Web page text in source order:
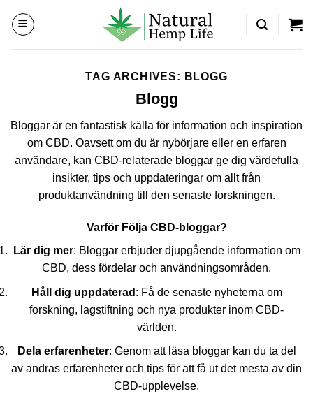
TAG ARCHIVES: BLOGG
Blogg
Bloggar är en fantastisk källa för information och inspiration
om CBD. Oavsett om du är nybörjare eller en erfaren
användare, kan CBD-relaterade bloggar ge dig värdefulla
insikter, tips och uppdateringar om allt från
produktanvändning till den senaste forskningen.
Varför Följa CBD-bloggar?
Lär dig mer: Bloggar erbjuder djupgående information om
CBD, dess fördelar och användningsområden.
Håll dig uppdaterad : Få de senaste nyheterna om
forskning, lagstiftning och nya produkter inom CBD-
världen.
Dela erfarenheter: Genom att läsa bloggar kan du ta del
av andras erfarenheter och tips för att få ut det mesta av din
CBD-upplevelse.